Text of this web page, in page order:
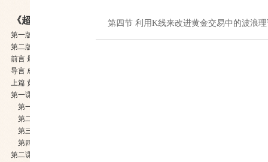
《超越K线战法和斐波那契技术上》
第一版读者赞誉
第二版前言 超越之道：理解技术图形背后的因素
前言 最成熟的交易技术：东方的蜡烛图和西方的黄金率
导言 成为伟大交易者的秘密
上篇 黄金交易中的K线技术
第一课 K线的哲学
第一节 道家哲学和辩证法
第二节 波动率和敛散性:K线和布林带
第三节 K线照亮黄金交易者的道路
第四节 "势、位、态"三要素与K线
第二课 基于K线图金价趋势的识别
第四节 利用K线来改进黄金交易中的波浪理